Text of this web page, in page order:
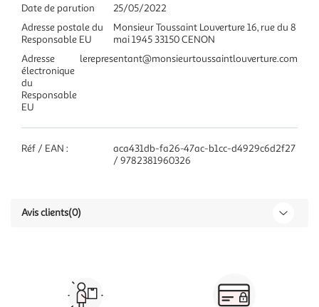
Date de parution
25/05/2022
Adresse postale du
Responsable EU
Monsieur Toussaint Louverture 16, rue du 8
mai 1945 33150 CENON
Adresse
électronique
du
Responsable
EU
lerepresentant@monsieurtoussaintlouverture.com
Réf / EAN :
aca431db-fa26-47ac-b1cc-d4929c6d2f27
/ 9782381960326
Avis clients(0)